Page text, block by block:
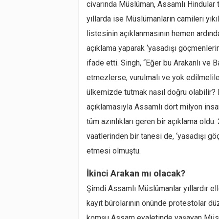
civarında Müslüman, Assamlı
yıllarda ise Müslümanların camileri
listesinin açıklanmasının hemen
açıklama yaparak ‘yasadışı
ifade etti. Singh, “Eğer bu Arakanlı ve
etmezlerse, vurulmalı ve yok
ülkemizde tutmak nasıl doğru olabilir?
açıklamasıyla Assamlı dört milyon
tüm azınlıkları geren bir açıklama
vaatlerinden bir tanesi de, ‘yasadışı
etmesi olmuştu.
İkinci Arakan mı olacak?
Şimdi Assamlı Müslümanlar yıllardır
kayıt bürolarının önünde protestolar